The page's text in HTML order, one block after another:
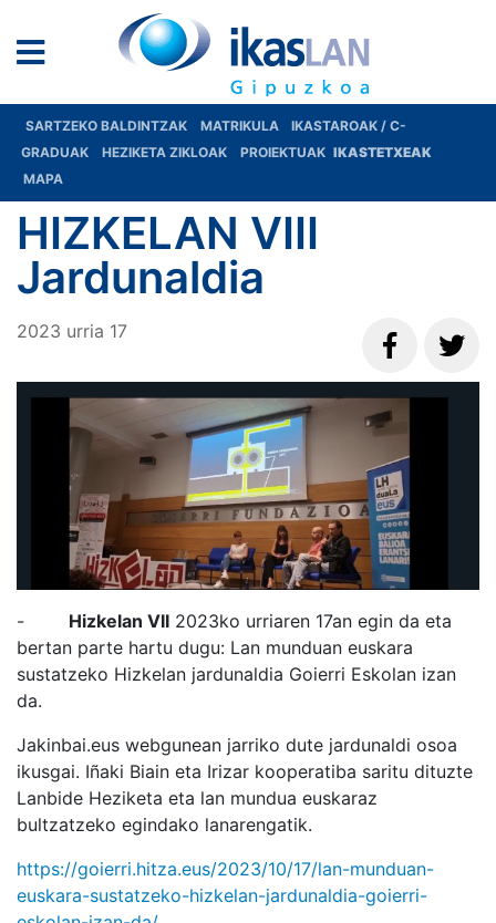
SARTZEKO BALDINTZAK MATRIKULA
IKASTAROAK / C-
GRADUAK
HEZIKETA ZIKLOAK PROIEKTUAK IKASTETXEAK
MAPA
HIZKELAN VIII
Jardunaldia
2023 urria 17
- Hizkelan VII 2023ko urriaren 17an egin da eta
bertan parte hartu dugu: Lan munduan euskara
sustatzeko Hizkelan jardunaldia Goierri Eskolan izan
da.
Jakinbai.eus webgunean jarriko dute jardunaldi osoa
ikusgai. Iñaki Biain eta Irizar kooperatiba saritu dituzte
Lanbide Heziketa eta lan mundua euskaraz
bultzatzeko egindako lanarengatik.
https://goierri.hitza.eus/2023/10/17/lan-munduan-
euskara-sustatzeko-hizkelan-jardunaldia-goierri-